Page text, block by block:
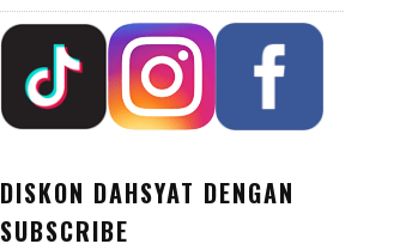
DISKON DAHSYAT DENGAN
SUBSCRIBE